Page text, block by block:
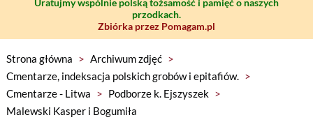
Uratujmy wspólnie polską tożsamość i pamięć o naszych
przodkach.
Zbiórka przez Pomagam.pl
Strona główna > Archiwum zdjęć >
Cmentarze, indeksacja polskich grobów i epitafiów. >
Cmentarze - Litwa > Podborze k. Ejszyszek >
Malewski Kasper i Bogumiła